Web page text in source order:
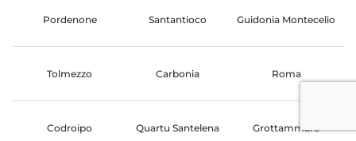
Pordenone Santantioco Guidonia Montecelio
Tolmezzo Carbonia Roma
Codroipo Quartu Santelena Grottammare